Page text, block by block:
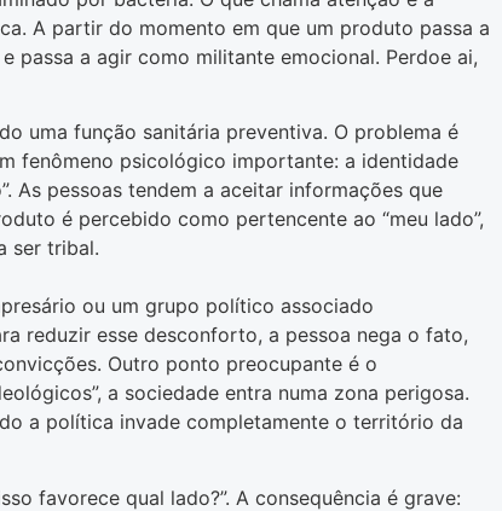
A partir do momento em que um produto passa a
passa a agir como militante emocional. Perdoe ai,
uma função sanitária preventiva. O problema é
fenômeno psicológico importante: a identidade
As pessoas tendem a aceitar informações que
é percebido como pertencente ao “meu lado”,
ser tribal.
ou um grupo político associado
reduzir esse desconforto, a pessoa nega o fato,
Outro ponto preocupante é o
a sociedade entra numa zona perigosa.
a política invade completamente o território da
favorece qual lado?”. A consequência é grave: